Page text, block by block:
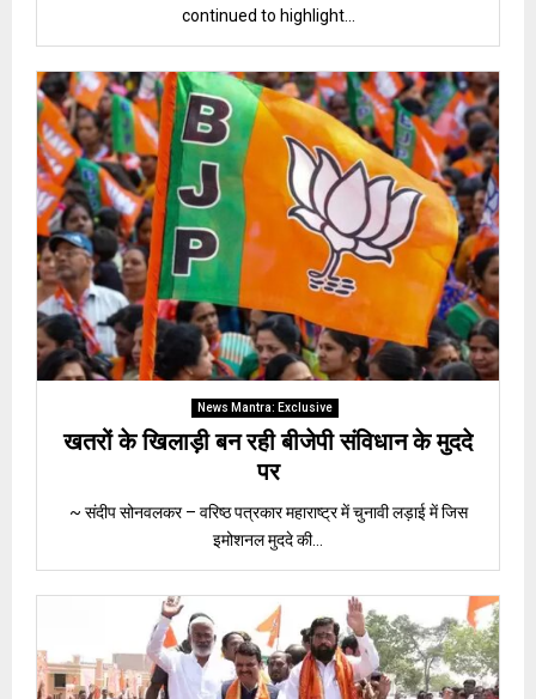
continued to highlight...
News Mantra: Exclusive
खतरों के खिलाड़ी बन रही बीजेपी संविधान के मुददे
पर
~ संदीप सोनवलकर – वरिष्ठ पत्रकार महाराष्ट्र में चुनावी लड़ाई में जिस
इमोशनल मुददे की...